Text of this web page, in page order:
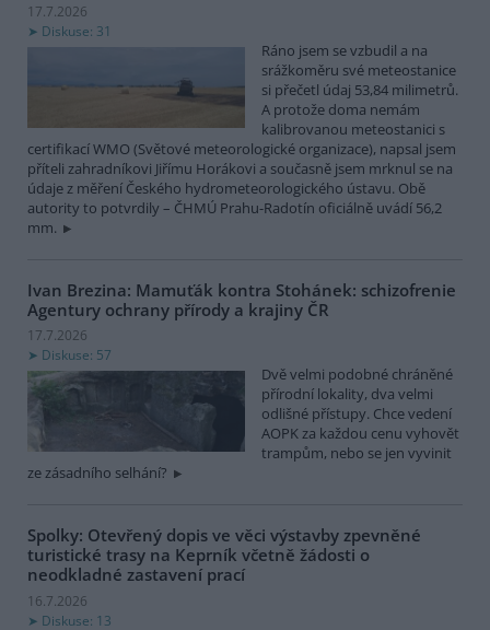
17.7.2026
Diskuse: 31
Ráno jsem se vzbudil a na
srážkoměru své meteostanice
si přečetl údaj 53,84 milimetrů.
A protože doma nemám
kalibrovanou meteostanici s
certifikací WMO (Světové meteorologické organizace), napsal jsem
příteli zahradníkovi Jiřímu Horákovi a současně jsem mrknul se na
údaje z měření Českého hydrometeorologického ústavu. Obě
autority to potvrdily – ČHMÚ Prahu-Radotín oficiálně uvádí 56,2
mm.
Ivan Brezina: Mamuťák kontra Stohánek: schizofrenie
Agentury ochrany přírody a krajiny ČR
17.7.2026
Diskuse: 57
Dvě velmi podobné chráněné
přírodní lokality, dva velmi
odlišné přístupy. Chce vedení
AOPK za každou cenu vyhovět
trampům, nebo se jen vyvinit
ze zásadního selhání?
Spolky: Otevřený dopis ve věci výstavby zpevněné
turistické trasy na Keprník včetně žádosti o
neodkladné zastavení prací
16.7.2026
Diskuse: 13